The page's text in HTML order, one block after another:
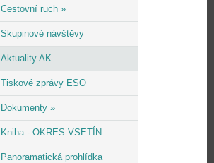
Cestovní ruch »
Skupinové návštěvy
Aktuality AK
Tiskové zprávy ESO
Dokumenty »
Kniha - OKRES VSETÍN
Panoramatická prohlídka